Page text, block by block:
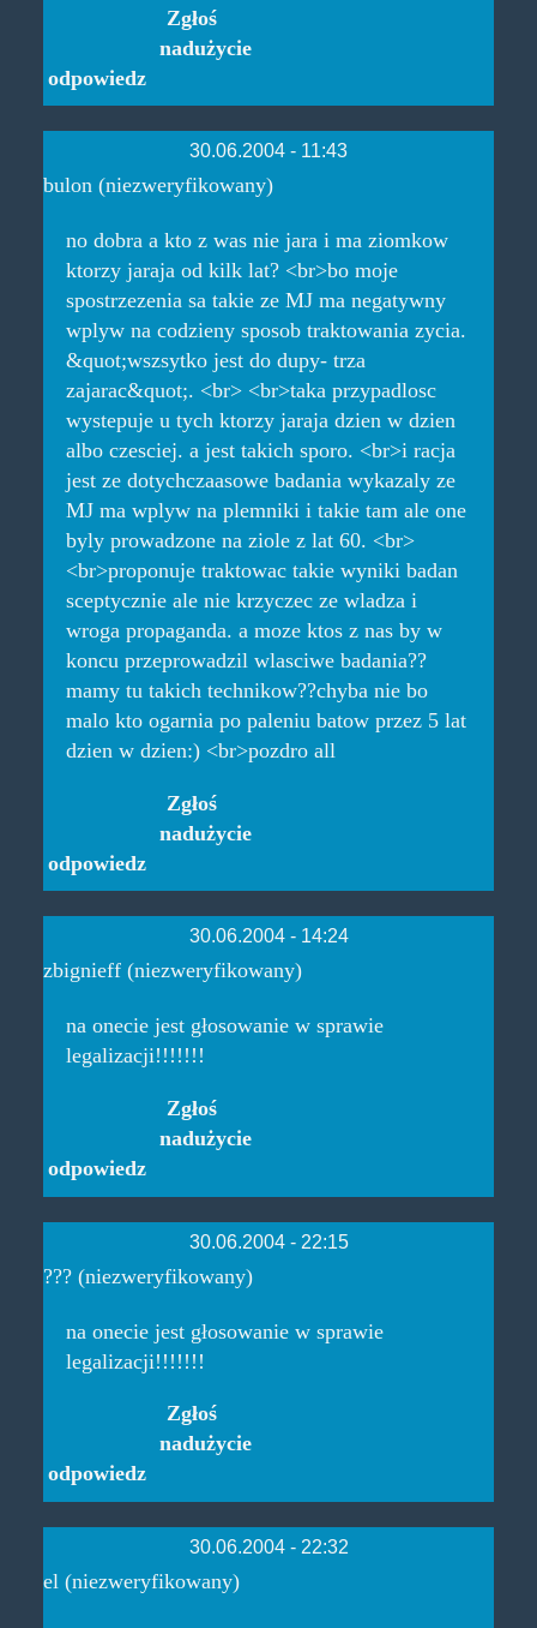
odpowiedz
Zgłoś
nadużycie
30.06.2004 - 11:43
bulon (niezweryfikowany)
no dobra a kto z was nie jara i ma ziomkow
ktorzy jaraja od kilk lat? <br>bo moje
spostrzezenia sa takie ze MJ ma negatywny
wplyw na codzieny sposob traktowania zycia.
&quot;wszsytko jest do dupy- trza
zajarac&quot;. <br> <br>taka przypadlosc
wystepuje u tych ktorzy jaraja dzien w dzien
albo czesciej. a jest takich sporo. <br>i racja
jest ze dotychczaasowe badania wykazaly ze
MJ ma wplyw na plemniki i takie tam ale one
byly prowadzone na ziole z lat 60. <br>
<br>proponuje traktowac takie wyniki badan
sceptycznie ale nie krzyczec ze wladza i
wroga propaganda. a moze ktos z nas by w
koncu przeprowadzil wlasciwe badania??
mamy tu takich technikow??chyba nie bo
malo kto ogarnia po paleniu batow przez 5 lat
dzien w dzien:) <br>pozdro all
odpowiedz
Zgłoś
nadużycie
30.06.2004 - 14:24
zbignieff (niezweryfikowany)
na onecie jest głosowanie w sprawie
legalizacji!!!!!!!
odpowiedz
Zgłoś
nadużycie
30.06.2004 - 22:15
??? (niezweryfikowany)
na onecie jest głosowanie w sprawie
legalizacji!!!!!!!
odpowiedz
Zgłoś
nadużycie
30.06.2004 - 22:32
el (niezweryfikowany)